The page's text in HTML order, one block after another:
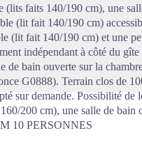
(lits faits 140/190 cm), une
(lit fait 140/190 cm)
(lit fait 140/190 cm) et une
indépendant à côté du
de bain ouverte sur la
G0888). Terrain clos de
sur demande. Possibilité de
200 cm), une salle de bain
10 PERSONNES